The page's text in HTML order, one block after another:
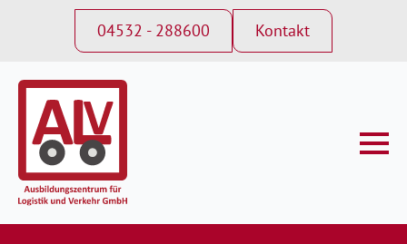
04532 - 288600 Kontakt